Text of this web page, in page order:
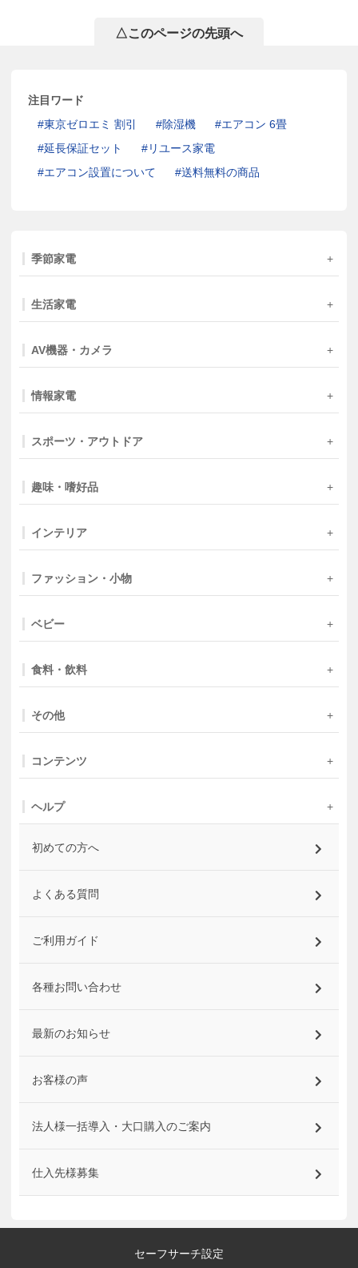
△このページの先頭へ
注目ワード
東京ゼロエミ 割引
除湿機
エアコン 6畳
延長保証セット
リユース家電
エアコン設置について
送料無料の商品
季節家電
生活家電
AV機器・カメラ
情報家電
スポーツ・アウトドア
趣味・嗜好品
インテリア
ファッション・小物
ベビー
食料・飲料
その他
コンテンツ
ヘルプ
初めての方へ
よくある質問
ご利用ガイド
各種お問い合わせ
最新のお知らせ
お客様の声
法人様一括導入・大口購入のご案内
仕入先様募集
セーフサーチ設定